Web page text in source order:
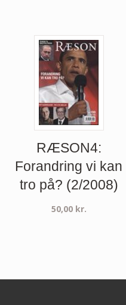
RÆSON4:
Forandring vi kan
tro på? (2/2008)
50,00 kr.